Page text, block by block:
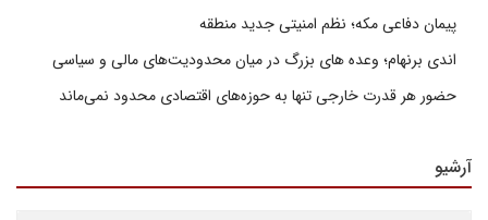
پیمان دفاعی مکه؛ نظم امنیتی جدید منطقه
اندی برنهام؛ وعده های بزرگ در میان محدودیت‌های مالی و سیاسی
حضور هر قدرت خارجی تنها به حوزه‌های اقتصادی محدود نمی‌ماند
آرشیو